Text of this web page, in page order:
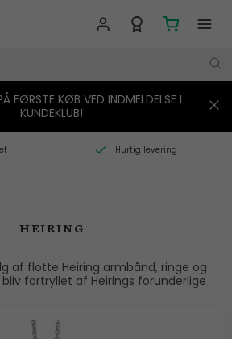
FØRSTE KØB VED INDMELDELSE I
KUNDEKLUB!
Hurtig levering
HEIRING
af flotte Heiring armbånd, ringe og
fortryllet af Heirings forunderlige